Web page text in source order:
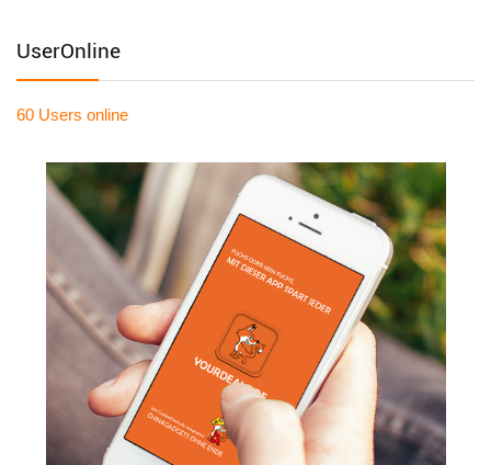
UserOnline
60 Users online